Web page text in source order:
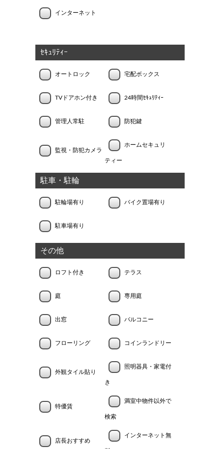
インターネット
ｾｷｭﾘﾃｨｰ
オートロック 宅配ボックス
TVドアホン付き 24時間ｾｷｭﾘﾃｨｰ
管理人常駐 防犯鍵
監視・防犯カメラ
ホームセキュリ
ティー
駐車・駐輪
駐輪場有り バイク置場有り
駐車場有り
その他
ロフト付き テラス
庭 専用庭
出窓 バルコニー
フローリング コインランドリー
外観タイル貼り
照明器具・家電付
き
特優賃
満室中物件以外で
検索
店長おすすめ
インターネット無